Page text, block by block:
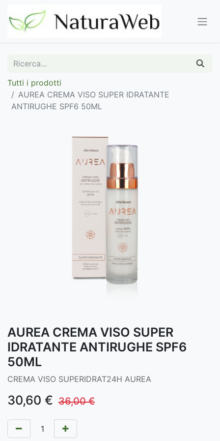
Tutti i prodotti
AUREA CREMA VISO SUPER IDRATANTE
ANTIRUGHE SPF6 50ML
AUREA CREMA VISO SUPER
IDRATANTE ANTIRUGHE SPF6
50ML
CREMA VISO SUPERIDRAT24H AUREA
30,60 € 36,00€